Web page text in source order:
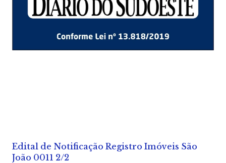
Edital de Notificação Registro Imóveis São
João 0011 2/2